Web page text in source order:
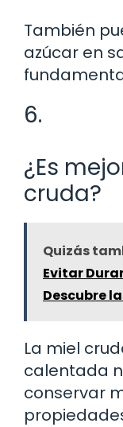
También
azúcar en
6.
¿Es
cruda?
Quizás
Evitar
Descubre
La miel
calentada
conservar